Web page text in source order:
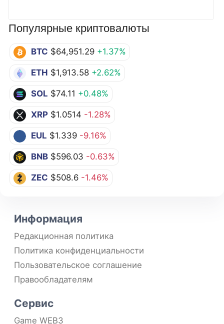
Популярные криптовалюты
BTC $64,951.29 +1.37%
ETH $1,913.58 +2.62%
SOL $74.11 +0.48%
XRP $1.0514 -1.28%
EUL $1.339 -9.16%
BNB $596.03 -0.63%
ZEC $508.6 -1.46%
Информация
Редакционная политика
Политика конфиденциальности
Пользовательское соглашение
Правообладателям
Сервис
Game WEB3